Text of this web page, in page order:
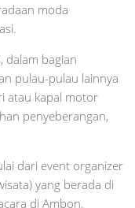
moda
dalam bagian
pulau-pulau lainnya
atau kapal motor
penyeberangan,
dari event organizer
yang berada di
di Ambon.